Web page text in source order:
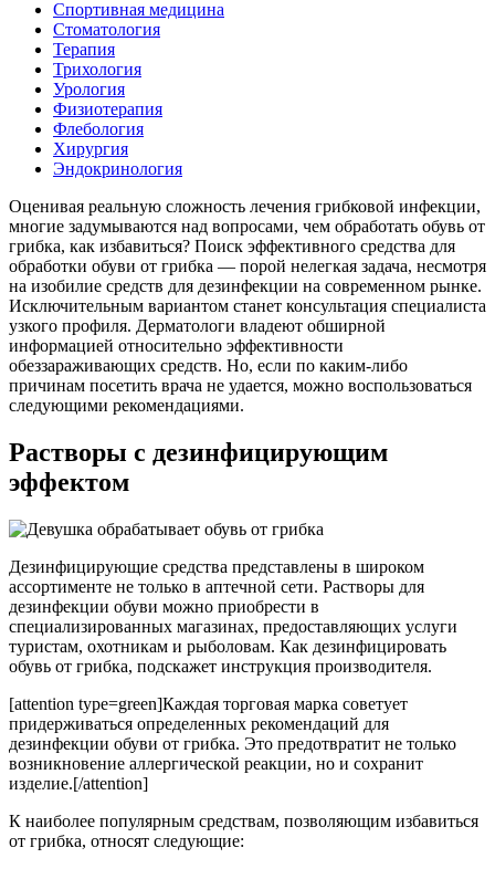
Спортивная медицина
Стоматология
Терапия
Трихология
Урология
Физиотерапия
Флебология
Хирургия
Эндокринология
Оценивая реальную сложность лечения грибковой инфекции,
многие задумываются над вопросами, чем обработать обувь от
грибка, как избавиться? Поиск эффективного средства для
обработки обуви от грибка — порой нелегкая задача, несмотря
на изобилие средств для дезинфекции на современном рынке.
Исключительным вариантом станет консультация специалиста
узкого профиля. Дерматологи владеют обширной
информацией относительно эффективности
обеззараживающих средств. Но, если по каким-либо
причинам посетить врача не удается, можно воспользоваться
следующими рекомендациями.
Растворы с дезинфицирующим
эффектом
Дезинфицирующие средства представлены в широком
ассортименте не только в аптечной сети. Растворы для
дезинфекции обуви можно приобрести в
специализированных магазинах, предоставляющих услуги
туристам, охотникам и рыболовам. Как дезинфицировать
обувь от грибка, подскажет инструкция производителя.
[attention type=green]Каждая торговая марка советует
придерживаться определенных рекомендаций для
дезинфекции обуви от грибка. Это предотвратит не только
возникновение аллергической реакции, но и сохранит
изделие.[/attention]
К наиболее популярным средствам, позволяющим избавиться
от грибка, относят следующие: